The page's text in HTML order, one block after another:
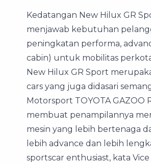
Kedatangan New Hilux GR
menjawab kebutuhan
peningkatan performa,
cabin) untuk mobilitas
New Hilux GR Sport
cars yang juga didasari
Motorsport TOYOTA GAZOO
membuat penampilannya
mesin yang lebih bertenaga
lebih advance dan lebih
sportscar enthusiast, kata